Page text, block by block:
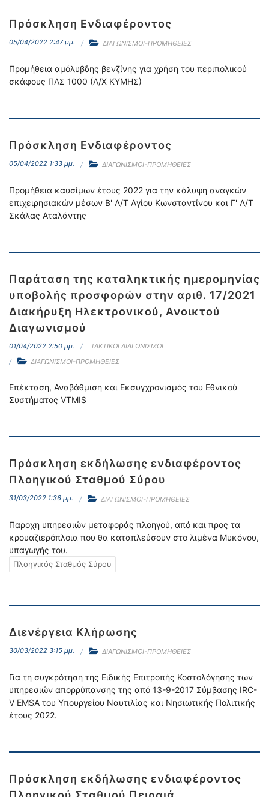
Πρόσκληση Ενδιαφέροντος
05/04/2022 2:47 μμ. ΔΙΑΓΩΝΙΣΜΟΙ-ΠΡΟΜΗΘΕΙΕΣ
Προμήθεια αμόλυβδης βενζίνης για χρήση του περιπολικού
σκάφους ΠΛΣ 1000 (Λ/Χ ΚΥΜΗΣ)
Πρόσκληση Ενδιαφέροντος
05/04/2022 1:33 μμ. ΔΙΑΓΩΝΙΣΜΟΙ-ΠΡΟΜΗΘΕΙΕΣ
Προμήθεια καυσίμων έτους 2022 για την κάλυψη αναγκών
επιχειρησιακών μέσων Β' Λ/Τ Αγίου Κωνσταντίνου και Γ' Λ/Τ
Σκάλας Αταλάντης
Παράταση της καταληκτικής ημερομηνίας
υποβολής προσφορών στην αριθ. 17/2021
Διακήρυξη Ηλεκτρονικού, Ανοικτού
Διαγωνισμού
01/04/2022 2:50 μμ.
ΤΑΚΤΙΚΟΙ ΔΙΑΓΩΝΙΣΜΟΙ
ΔΙΑΓΩΝΙΣΜΟΙ-ΠΡΟΜΗΘΕΙΕΣ
Επέκταση, Αναβάθμιση και Εκσυγχρονισμός του Εθνικού
Συστήματος VTMIS
Πρόσκληση εκδήλωσης ενδιαφέροντος
Πλοηγικού Σταθμού Σύρου
31/03/2022 1:36 μμ. ΔΙΑΓΩΝΙΣΜΟΙ-ΠΡΟΜΗΘΕΙΕΣ
Παροχη υπηρεσιών μεταφοράς πλοηγού, από και προς τα
κρουαζιερόπλοια που θα καταπλεύσουν στο λιμένα Μυκόνου,
υπαγωγής του.
Πλοηγικός Σταθμός Σύρου
Διενέργεια Κλήρωσης
30/03/2022 3:15 μμ. ΔΙΑΓΩΝΙΣΜΟΙ-ΠΡΟΜΗΘΕΙΕΣ
Για τη συγκρότηση της Ειδικής Επιτροπής Κοστολόγησης των
υπηρεσιών απορρύπανσης της από 13-9-2017 Σύμβασης IRC-
V EMSA του Υπουργείου Ναυτιλίας και Νησιωτικής Πολιτικής
έτους 2022.
Πρόσκληση εκδήλωσης ενδιαφέροντος